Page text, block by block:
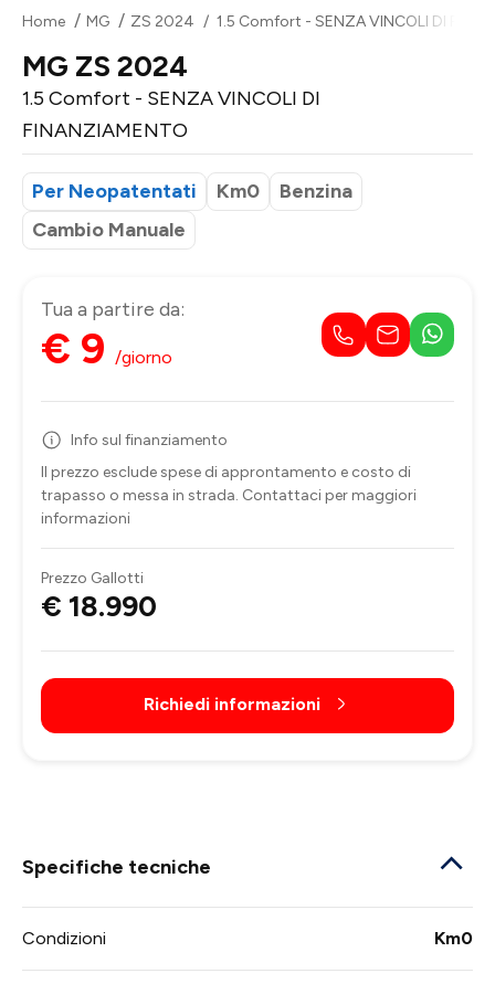
Home MG ZS 2024 1.5 Comfort - SENZA VINCOLI DI
MG ZS 2024
1.5 Comfort - SENZA VINCOLI DI
FINANZIAMENTO
Per Neopatentati Km0
Benzina
Cambio Manuale
Tua a partire da:
€ 9 /giorno
Info sul finanziamento
Il prezzo esclude spese di approntamento e costo di
trapasso o messa in strada. Contattaci per maggiori
informazioni
Prezzo Gallotti
€ 18.990
Richiedi informazioni
Specifiche tecniche
Condizioni Km0